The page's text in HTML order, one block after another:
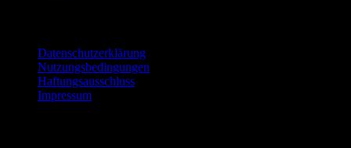
Datenschutzerklärung
Nutzungsbedingungen
Haftungsausschluss
Impressum